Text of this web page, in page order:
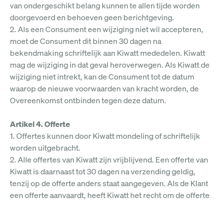
van ondergeschikt belang kunnen te allen tijde worden
doorgevoerd en behoeven geen berichtgeving.
2. Als een Consument een wijziging niet wil accepteren,
moet de Consument dit binnen 30 dagen na
bekendmaking schriftelijk aan Kiwatt mededelen. Kiwatt
mag de wijziging in dat geval heroverwegen. Als Kiwatt de
wijziging niet intrekt, kan de Consument tot de datum
waarop de nieuwe voorwaarden van kracht worden, de
Overeenkomst ontbinden tegen deze datum.
Artikel 4. Offerte
1. Offertes kunnen door Kiwatt mondeling of schriftelijk
worden uitgebracht.
2. Alle offertes van Kiwatt zijn vrijblijvend. Een offerte van
Kiwatt is daarnaast tot 30 dagen na verzending geldig,
tenzij op de offerte anders staat aangegeven. Als de Klant
een offerte aanvaardt, heeft Kiwatt het recht om de offerte